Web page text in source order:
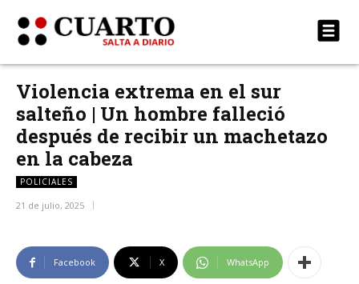
Violencia extrema en el sur
salteño | Un hombre falleció
después de recibir un machetazo
en la cabeza
POLICIALES
21 de julio, 2025
Facebook X WhatsApp